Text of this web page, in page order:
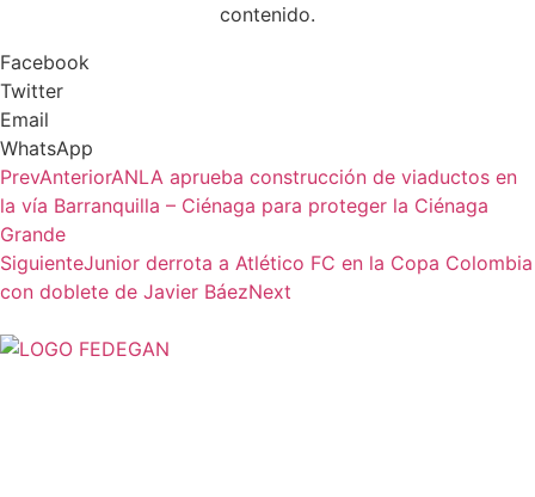
contenido.
Facebook
Twitter
Email
WhatsApp
PrevAnteriorANLA aprueba construcción de viaductos en
la vía Barranquilla – Ciénaga para proteger la Ciénaga
Grande
SiguienteJunior derrota a Atlético FC en la Copa Colombia
con doblete de Javier BáezNext